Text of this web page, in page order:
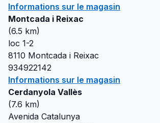
Informations sur le magasin
Montcada i Reixac
(6.5 km)
loc 1-2
8110 Montcada i Reixac
934922142
Informations sur le magasin
Cerdanyola Vallès
(7.6 km)
Avenida Catalunya